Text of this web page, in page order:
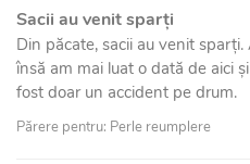
Sacii au venit sparți
Din păcate, sacii au venit
însă am mai luat o dată de aici
fost doar un accident pe drum.
Părere pentru: Perle reumplere